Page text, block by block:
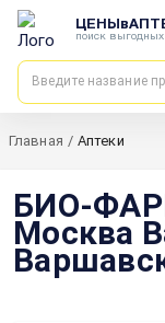
поиск
Главная / Аптеки
БИО-
Москва